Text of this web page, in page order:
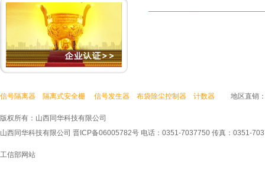
信号隔离器 隔离式安全栅 信号发生器 布袋除尘控制器 计数器 地区直销：
版权所有：山西同华科技有限公司
山西同华科技有限公司 晋ICP备06005782号 电话：0351-7037750 传真：0351-
工信部网站